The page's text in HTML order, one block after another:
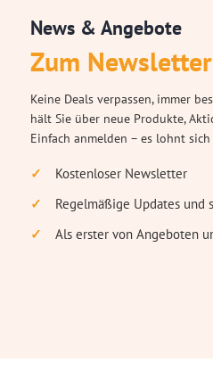
News & Angebote
Zum
Keine Deals verpassen, immer
hält Sie über neue Produkte,
Einfach anmelden – es lohnt
Kostenloser Newsletter
Regelmäßige Updates und
Als erster von Angeboten